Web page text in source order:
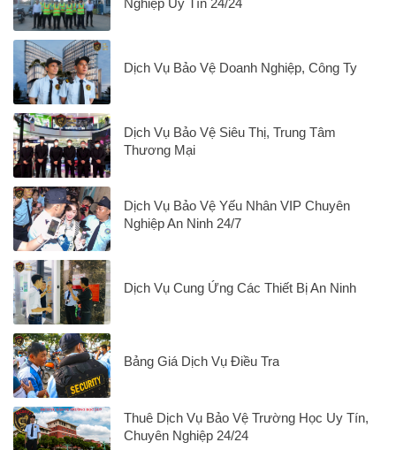
Nghiệp Uy Tín 24/24
Dịch Vụ Bảo Vệ Doanh Nghiệp, Công Ty
Dịch Vụ Bảo Vệ Siêu Thị, Trung Tâm
Thương Mại
Dịch Vụ Bảo Vệ Yếu Nhân VIP Chuyên
Nghiệp An Ninh 24/7
Dịch Vụ Cung Ứng Các Thiết Bị An Ninh
Bảng Giá Dịch Vụ Điều Tra
Thuê Dịch Vụ Bảo Vệ Trường Học Uy Tín,
Chuyên Nghiệp 24/24